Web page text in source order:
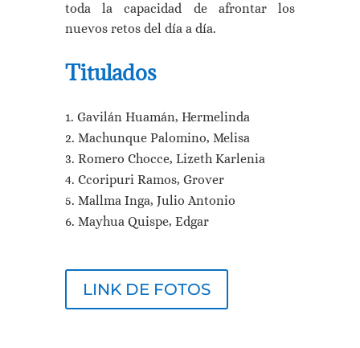
toda la capacidad de afrontar los
nuevos retos del día a día.
Titulados
GavilánHuamán, Hermelinda
Machunque Palomino, Melisa
Romero Chocce, Lizeth Karlenia
Ccoripuri Ramos, Grover
Mallma Inga, Julio Antonio
Mayhua Quispe, Edgar
LINK DE FOTOS